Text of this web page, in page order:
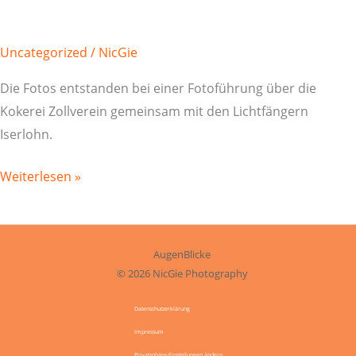
Uncategorized / NicGie
Die Fotos entstanden bei einer Fotoführung über die
Kokerei Zollverein gemeinsam mit den Lichtfängern
Iserlohn.
Zeche
Weiterlesen »
AugenBlicke
© 2026 NicGie Photography
Datenschutzerklärung
Impressum
Privatsphäre-Einstellungen ändern